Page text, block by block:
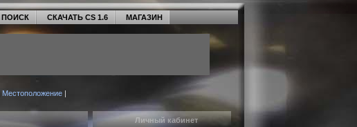
ПОИСК СКАЧАТЬ CS 1.6 МАГАЗИН
Местоположение|
Личный кабинет